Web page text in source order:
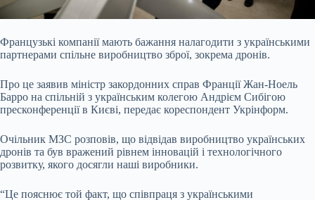
Французькі компанії мають бажання налагодити з українськими
партнерами спільне виробництво зброї, зокрема дронів.
Про це заявив міністр закордонних справ ФранціїЖан-Ноель
Барро на спільній з українським колегою Андрієм Сибігою
пресконференції в Києві, передає кореспондент Укрінформ.
Очільник МЗС розповів, що відвідав виробництво українських
дронів та був вражений рівнем інновацій і технологічного
розвитку, якого досягли наші виробники.
“Це пояснює той факт, що співпраця з українськими